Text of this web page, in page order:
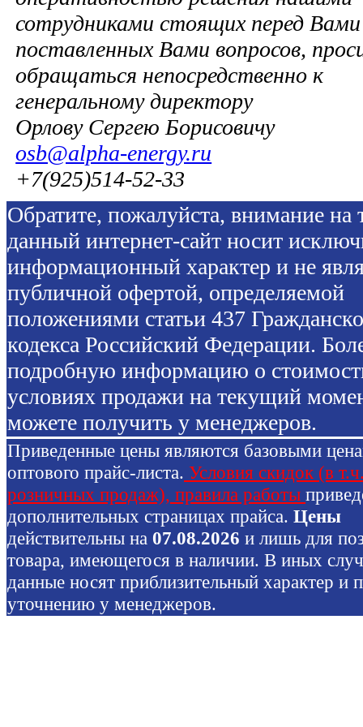
сотрудниками стоящих перед Вами
поставленных Вами вопросов,
обращаться непосредственно к
генеральному директору
Орлову Сергею Борисовичу
osb@alpha-energy.ru
+7(925)514-52-33
Обратите, пожалуйста, внимание на
данный интернет-сайт носит
информационный характер и не
публичной офертой, определяемой
положениями статьи 437
кодекса Российский Федерации.
подробную информацию о
условиях продажи на текущий
можете получить у менеджеров.
Приведенные цены являются базовыми
оптового прайс-листа. Условия скидок (в
розничных продаж), правила работы
дополнительных страницах прайса. Цены
действительны на 07.08.2026 и лишь для
товара, имеющегося в наличии. В иных
данные носят приблизительный характер и
уточнению у менеджеров.